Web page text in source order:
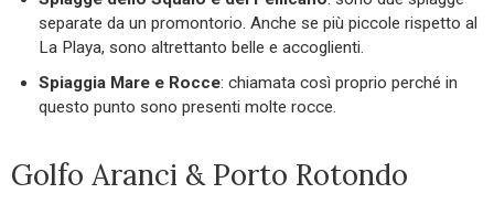
separate da un promontorio. Anche se più piccole rispetto al
La Playa, sono altrettanto belle e accoglienti.
Spiaggia Mare e Rocce: chiamata così proprio perché in
questo punto sono presenti molte rocce.
Golfo Aranci & Porto Rotondo